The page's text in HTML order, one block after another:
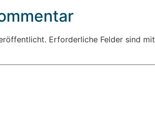
Erforderliche Felder sind mit